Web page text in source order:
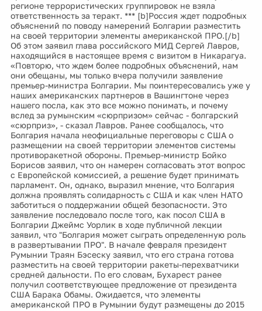
регионе террористических группировок не взяла
ответственность за теракт. *** [b]Россия ждет подробных
объяснений по поводу намерений Болгарии разместить
на своей территории элементы американской ПРО.[/b]
Об этом заявил глава российского МИД Сергей Лавров,
находящийся в настоящее время с визитом в Никарагуа.
«Повторю, что ждем более подробных объяснений, нам
они обещаны, мы только вчера получили заявление
премьер-министра Болгарии. Мы поинтересовались уже у
наших американских партнеров в Вашингтоне через
нашего посла, как это все можно понимать, и почему
вслед за румынским «сюрпризом» сейчас - болгарский
«сюрприз», - сказал Лавров. Ранее сообщалось, что
Болгария начала неофициальные переговоры с США о
размещении на своей территории элементов системы
противоракетной обороны. Премьер-министр Бойко
Борисов заявил, что он намерен согласовать этот вопрос
с Европейской комиссией, а решение будет принимать
парламент. Он, однако, выразил мнение, что Болгария
должна проявлять солидарность с США и как член НАТО
заботиться о поддержании общей безопасности. Это
заявление последовало после того, как посол США в
Болгарии Джеймс Уорлик в ходе публичной лекции
заявил, что "Болгария может сыграть определенную роль
в развертывании ПРО". В начале февраля президент
Румынии Траян Бэсеску заявил, что его страна готова
разместить на своей территории ракеты-перехватчики
средней дальности. По его словам, Бухарест ранее
получил соответствующее предложение от президента
США Барака Обамы. Ожидается, что элементы
американской ПРО в Румынии будут размещены до 2015